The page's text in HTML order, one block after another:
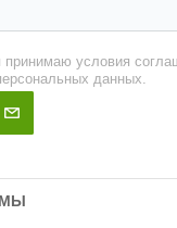
принимаю условия
данных.